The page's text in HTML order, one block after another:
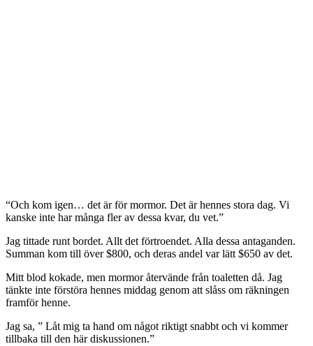
“Och kom igen… det är för mormor. Det är hennes stora dag. Vi
kanske inte har många fler av dessa kvar, du vet.”
Jag tittade runt bordet. Allt det förtroendet. Alla dessa antaganden.
Summan kom till över $800, och deras andel var lätt $650 av det.
Mitt blod kokade, men mormor återvände från toaletten då. Jag
tänkte inte förstöra hennes middag genom att slåss om räkningen
framför henne.
Jag sa, ” Låt mig ta hand om något riktigt snabbt och vi kommer
tillbaka till den här diskussionen.”